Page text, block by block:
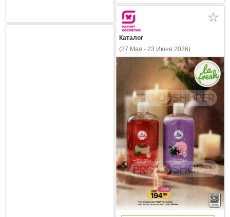
Каталог
(27 Мая - 23 Июня 2026)